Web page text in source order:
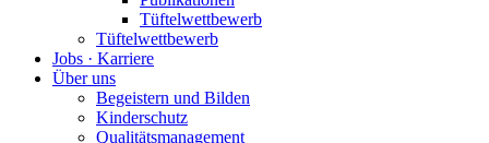
Tüftelwettbewerb
Tüftelwettbewerb
Jobs · Karriere
Über uns
Begeistern und Bilden
Kinderschutz
Qualitätsmanagement